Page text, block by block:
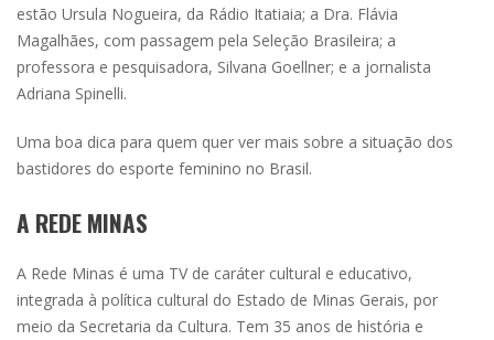
estão Ursula Nogueira, da Rádio Itatiaia; a Dra. Flávia
Magalhães, com passagem pela Seleção Brasileira; a
professora e pesquisadora, Silvana Goellner; e a jornalista
Adriana Spinelli.
Uma boa dica para quem quer ver mais sobre a situação dos
bastidores do esporte feminino no Brasil.
A REDE MINAS
A Rede Minas é uma TV de caráter cultural e educativo,
integrada à política cultural do Estado de Minas Gerais, por
meio da Secretaria da Cultura. Tem 35 anos de história e